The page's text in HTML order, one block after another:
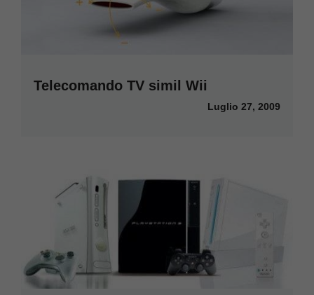
Telecomando TV simil Wii
Luglio 27, 2009